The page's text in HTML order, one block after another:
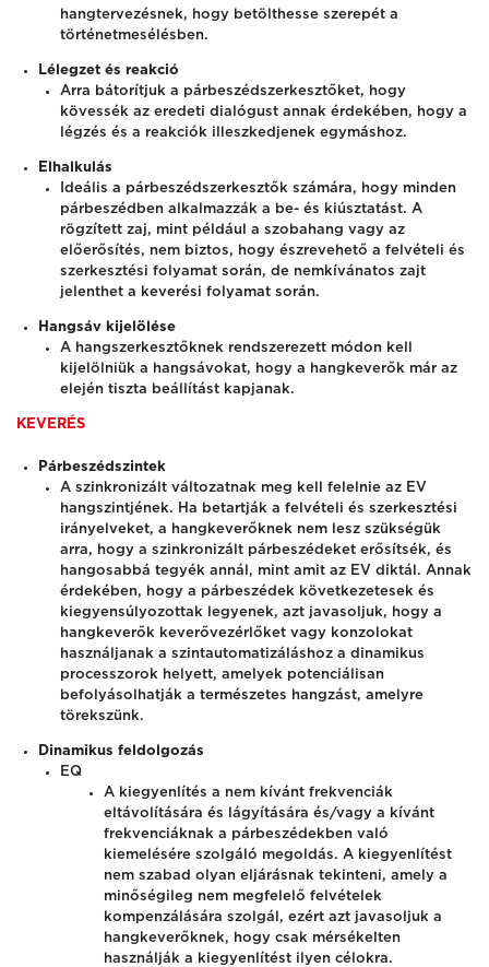
hangtervezésnek, hogy betölthesse szerepét a
történetmesélésben.
Lélegzet és reakció
Arra bátorítjuk a párbeszédszerkesztőket, hogy
kövessék az eredeti dialógust annak érdekében, hogy a
légzés és a reakciók illeszkedjenek egymáshoz.
Elhalkulás
Ideális a párbeszédszerkesztők számára, hogy minden
párbeszédben alkalmazzák a be- és kiúsztatást. A
rögzített zaj, mint például a szobahang vagy az
előerősítés, nem biztos, hogy észrevehető a felvételi és
szerkesztési folyamat során, de nemkívánatos zajt
jelenthet a keverési folyamat során.
Hangsáv kijelölése
A hangszerkesztőknek rendszerezett módon kell
kijelölniük a hangsávokat, hogy a hangkeverők már az
elején tiszta beállítást kapjanak.
KEVERÉS
Párbeszédszintek
A szinkronizált változatnak meg kell felelnie az EV
hangszintjének. Ha betartják a felvételi és szerkesztési
irányelveket, a hangkeverőknek nem lesz szükségük
arra, hogy a szinkronizált párbeszédeket erősítsék, és
hangosabbá tegyék annál, mint amit az EV diktál. Annak
érdekében, hogy a párbeszédek következetesek és
kiegyensúlyozottak legyenek, azt javasoljuk, hogy a
hangkeverők keverővezérlőket vagy konzolokat
használjanak a szintautomatizáláshoz a dinamikus
processzorok helyett, amelyek potenciálisan
befolyásolhatják a természetes hangzást, amelyre
törekszünk.
Dinamikus feldolgozás
EQ
A kiegyenlítés a nem kívánt frekvenciák
eltávolítására és lágyítására és/vagy a kívánt
frekvenciáknak a párbeszédekben való
kiemelésére szolgáló megoldás. A kiegyenlítést
nem szabad olyan eljárásnak tekinteni, amely a
minőségileg nem megfelelő felvételek
kompenzálására szolgál, ezért azt javasoljuk a
hangkeverőknek, hogy csak mérsékelten
használják a kiegyenlítést ilyen célokra.